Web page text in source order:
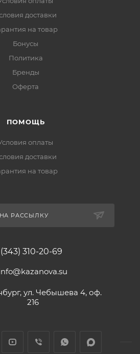
доставки
на товар
Бонусы
Политика
Бренды
Оферта
ПОМОЩЬ
оплаты
доставки
на товар
РАССЫЛКУ
310-20-69
ул. Чебышева 4, оф.
216